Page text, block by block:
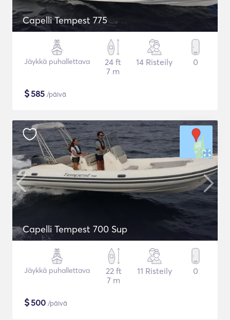
Capelli Tempest 775
Jäykkä puhallettava
24 ft
7 m
14 Risteily 0
$585 /päivä
Capelli Tempest 700 Sup
Jäykkä puhallettava
22 ft
7 m
11 Risteily 0
$500 /päivä